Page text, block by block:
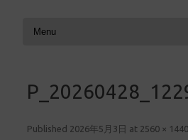
Published 2026年5月3日 at 2560 × 1440